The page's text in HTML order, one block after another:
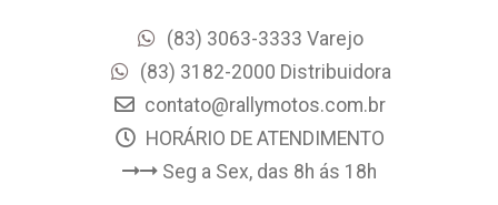
(83) 3063-3333 Varejo
(83) 3182-2000 Distribuidora
contato@rallymotos.com.br
HORÁRIO DE ATENDIMENTO
Seg a Sex, das 8h ás 18h